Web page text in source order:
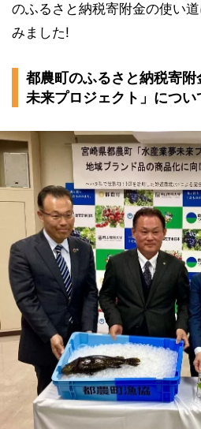
のふるさと納税寄附金の使い
みました!
都農町のふるさと納税寄
未来プロジェクト」につい